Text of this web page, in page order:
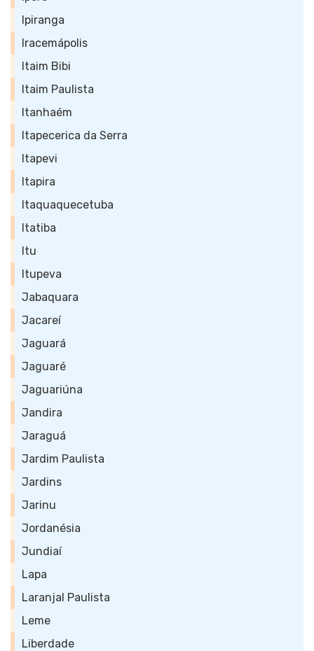
Ipiranga
Iracemápolis
Itaim Bibi
Itaim Paulista
Itanhaém
Itapecerica da Serra
Itapevi
Itapira
Itaquaquecetuba
Itatiba
Itu
Itupeva
Jabaquara
Jacareí
Jaguará
Jaguaré
Jaguariúna
Jandira
Jaraguá
Jardim Paulista
Jardins
Jarinu
Jordanésia
Jundiaí
Lapa
Laranjal Paulista
Leme
Liberdade